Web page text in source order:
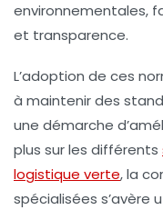
environnementales,
et transparence.
L’adoption de ces
à maintenir des
une démarche
plus sur les différents
logistique verte, la
spécialisées s’avère